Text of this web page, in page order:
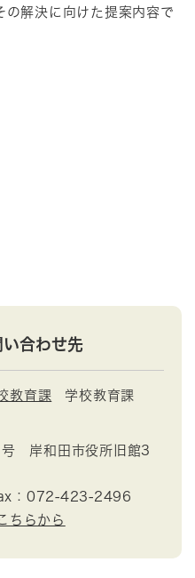
決に向けた提案内容で
合わせ先
教育課 学校教育課
号 岸和田市役所旧館3
：072-423-2496
ちらから